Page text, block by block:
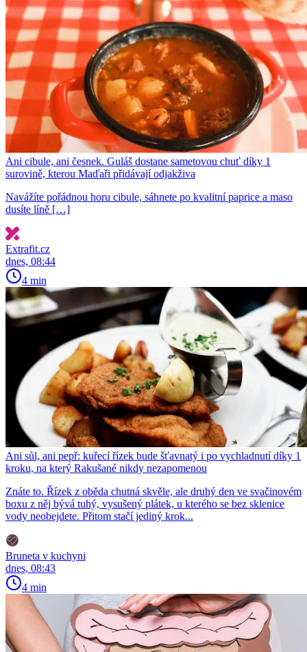
Ani cibule, ani česnek. Guláš dostane sametovou chuť díky 1
surovině, kterou Maďaři přidávají odjakživa
Navážíte pořádnou horu cibule, sáhnete po kvalitní paprice a maso
dusíte líně […]
Extrafit.cz
dnes, 08:44
4 min
Ani sůl, ani pepř: kuřecí řízek bude šťavnatý i po vychladnutí díky 1
kroku, na který Rakušané nikdy nezapomenou
Znáte to. Řízek z oběda chutná skvěle, ale druhý den ve svačinovém
boxu z něj bývá tuhý, vysušený plátek, u kterého se bez sklenice
vody neobejdete. Přitom stačí jediný krok...
Bruneta v kuchyni
dnes, 08:43
4 min